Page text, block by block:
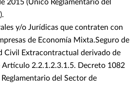
2015 (Único Reglamentario del
y/o Jurídicas que contraten con
de Economía Mixta.Seguro de
Civil Extracontractual derivado de
2.2.1.2.3.1.5. Decreto 1082
del Sector de